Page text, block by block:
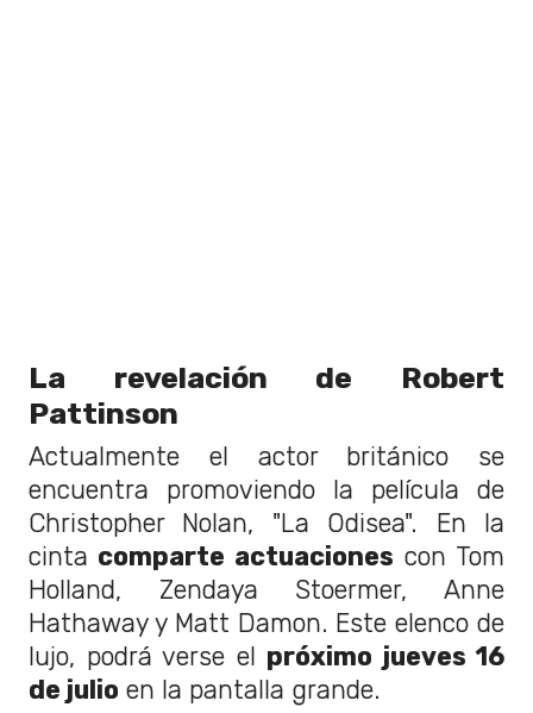
La revelación de Robert
Pattinson
Actualmente el actor británico se
encuentra promoviendo la película de
Christopher Nolan, "La Odisea". En la
cinta comparte actuaciones con Tom
Holland, Zendaya Stoermer, Anne
Hathaway y Matt Damon. Este elenco de
lujo, podrá verse el próximo jueves 16
de julio en la pantalla grande.